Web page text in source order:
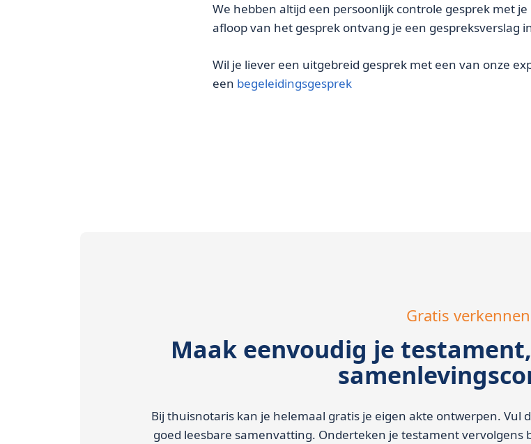
We hebben altijd een persoonlijk controle gesprek met
afloop van het gesprek ontvang je een gespreksverslag
Wil je liever een uitgebreid gesprek met een van onze
een begeleidingsgesprek
Gratis verkennen
Maak eenvoudig je
Bij thuisnotaris kan je helemaal gratis je eigen akte ontwerpen. Vul
goed leesbare samenvatting. Onderteken je testament